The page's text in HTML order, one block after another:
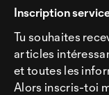
Inscription
Tu souhaites
articles
et toutes les
Alors inscris-toi